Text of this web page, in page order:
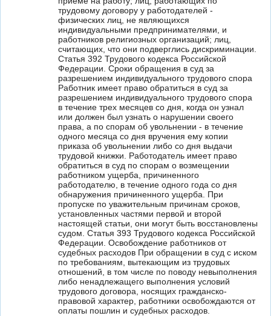
трудовому договору у работодателей -
физических лиц, не являющихся
индивидуальными предпринимателями, и
работников религиозных организаций; лиц,
считающих, что они подверглись дискриминации.
Статья 392 Трудового кодекса Российской
Федерации. Сроки обращения в суд за
разрешением индивидуального трудового спора
Работник имеет право обратиться в суд за
разрешением индивидуального трудового спора
в течение трех месяцев со дня, когда он узнал
или должен был узнать о нарушении своего
права, а по спорам об увольнении - в течение
одного месяца со дня вручения ему копии
приказа об увольнении либо со дня выдачи
трудовой книжки. Работодатель имеет право
обратиться в суд по спорам о возмещении
работником ущерба, причиненного
работодателю, в течение одного года со дня
обнаружения причиненного ущерба. При
пропуске по уважительным причинам сроков,
установленных частями первой и второй
настоящей статьи, они могут быть восстановлены
судом. Статья 393 Трудового кодекса Российской
Федерации. Освобождение работников от
судебных расходов При обращении в суд с иском
по требованиям, вытекающим из трудовых
отношений, в том числе по поводу невыполнения
либо ненадлежащего выполнения условий
трудового договора, носящих гражданско-
правовой характер, работники освобождаются от
оплаты пошлин и судебных расходов.